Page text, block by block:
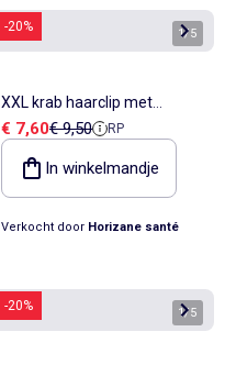
-20% 1/5
XXL krab haarclip met
satijnen afwerking
Verkoopprijs
€ 7,60Referentieprijs
€ 9,50 RP
In winkelmandje
Verkocht door Horizane santé
-20% 1/5